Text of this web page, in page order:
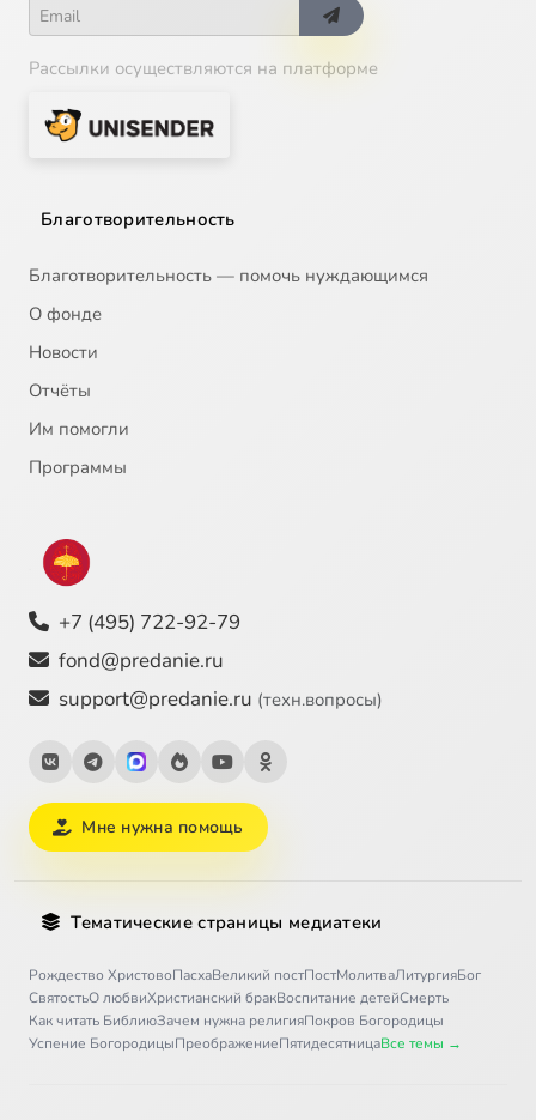
Рассылки осуществляются на платформе
Благотворительность
Благотворительность — помочь нуждающимся
О фонде
Новости
Отчёты
Им помогли
Программы
+7 (495) 722-92-79
fond@predanie.ru
support@predanie.ru (техн.вопросы)
Мне нужна помощь
Тематические страницы медиатеки
Рождество ХристовоПасхаВеликий постПостМолитваЛитургияБог
СвятостьО любвиХристианский бракВоспитание детейСмерть
Как читать БиблиюЗачем нужна религияПокров Богородицы
Успение БогородицыПреображениеПятидесятницаВсе темы →